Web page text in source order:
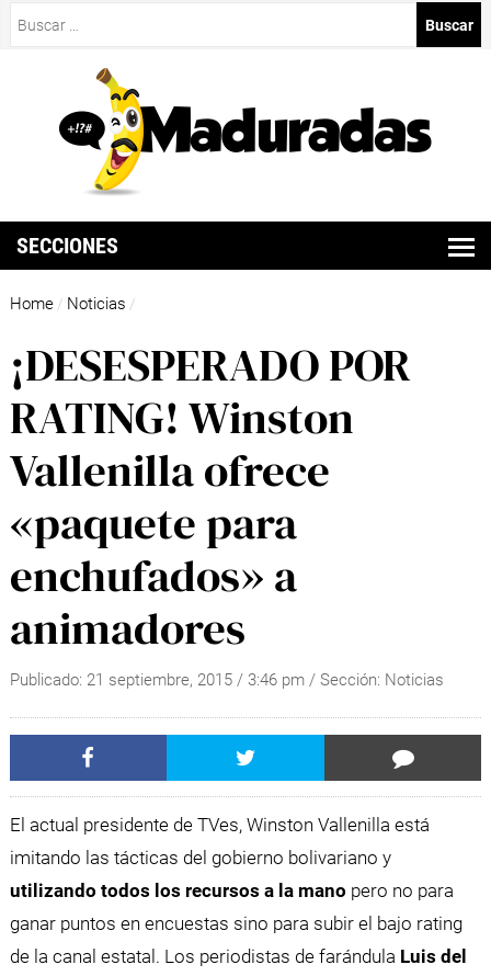
SECCIONES
Home / Noticias /
¡DESESPERADO POR
RATING! Winston
Vallenilla ofrece
«paquete para
enchufados» a
animadores
Publicado: 21 septiembre, 2015/ 3:46 pm / Sección: Noticias
El actual presidente de TVes, Winston Vallenilla está
imitando las tácticas del gobierno bolivariano y
utilizando todos los recursos a la mano pero no para
ganar puntos en encuestas sino para subir el bajo rating
de la canal estatal. Los periodistas de farándula Luis del